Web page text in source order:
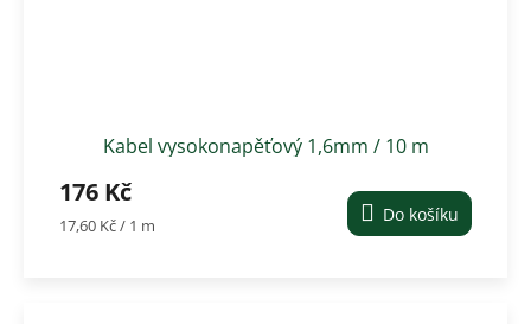
Kabel vysokonapěťový 1,6mm / 10 m
176 Kč
Měrná
17,60 Kč / 1 m Do košíku